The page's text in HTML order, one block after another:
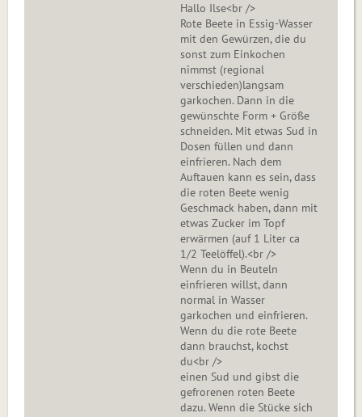
Hallo Ilse<br />
Rote Beete in Essig-Wasser
mit den Gewürzen, die du
sonst zum Einkochen
nimmst (regional
verschieden)langsam
garkochen. Dann in die
gewünschte Form + Größe
schneiden. Mit etwas Sud in
Dosen füllen und dann
einfrieren. Nach dem
Auftauen kann es sein, dass
die roten Beete wenig
Geschmack haben, dann mit
etwas Zucker im Topf
erwärmen (auf 1 Liter ca
1/2 Teelöffel).<br />
Wenn du in Beuteln
einfrieren willst, dann
normal in Wasser
garkochen und einfrieren.
Wenn du die rote Beete
dann brauchst, kochst
du<br />
einen Sud und gibst die
gefrorenen roten Beete
dazu. Wenn die Stücke sich